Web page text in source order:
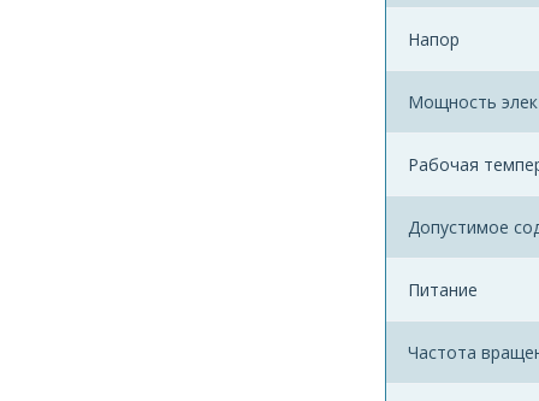
Напор
Мощность
Рабочая
Допустимое
Питание
Частота